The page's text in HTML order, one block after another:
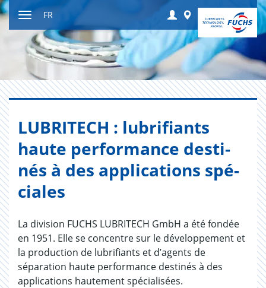
Contenu
Afficher
resp.
masquer
navigation
Login Worldwide
FR
LUBRI­TECH : lubri­fiants
haute per­for­mance des­ti­
nés à des appli­ca­tions spé­
ciales
La division FUCHS LUBRITECH GmbH a été fondée
en 1951. Elle se concentre sur le développement et
la production de lubrifiants et d’agents de
séparation haute performance destinés à des
applications hautement spécialisées.